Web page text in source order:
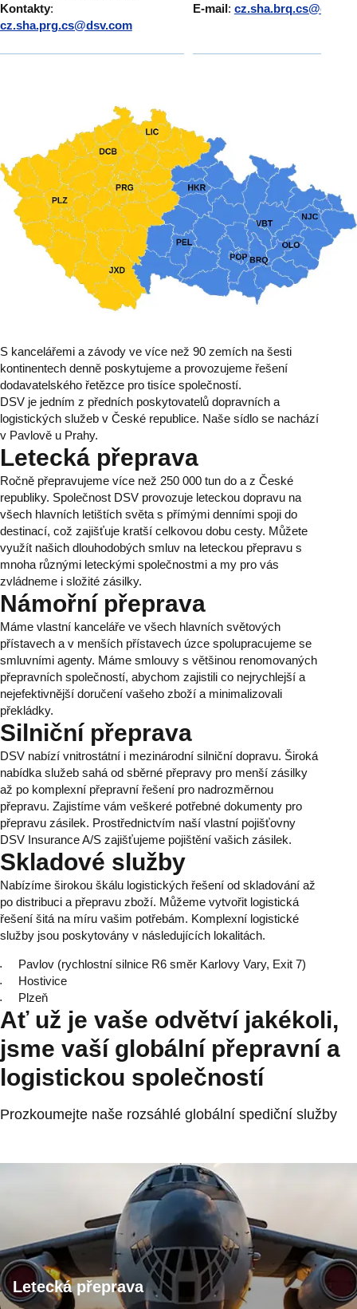
Kontakty:
cz.sha.prg.cs@dsv.com
E-mail:
S kancelářemi a závody ve více než 90 zemích na šesti
kontinentech denně poskytujeme a provozujeme řešení
dodavatelského řetězce pro tisíce společností.
DSV je jedním z předních poskytovatelů dopravních a
logistických služeb v České republice. Naše sídlo se nachází
v Pavlově u Prahy.
Letecká přeprava
Ročně přepravujeme více než 250 000 tun do a z České
republiky. Společnost DSV provozuje leteckou dopravu na
všech hlavních letištích světa s přímými denními spoji do
destinací, což zajišťuje kratší celkovou dobu cesty. Můžete
využít našich dlouhodobých smluv na leteckou přepravu s
mnoha různými leteckými společnostmi a my pro vás
zvládneme i složité zásilky.
Námořní přeprava
Máme vlastní kanceláře ve všech hlavních světových
přístavech a v menších přístavech úzce spolupracujeme se
smluvními agenty. Máme smlouvy s většinou renomovaných
přepravních společností, abychom zajistili co nejrychlejší a
nejefektivnější doručení vašeho zboží a minimalizovali
překládky.
Silniční přeprava
DSV nabízí vnitrostátní i mezinárodní silniční dopravu. Široká
nabídka služeb sahá od sběrné přepravy pro menší zásilky
až po komplexní přepravní řešení pro nadrozměrnou
přepravu. Zajistíme vám veškeré potřebné dokumenty pro
přepravu zásilek. Prostřednictvím naší vlastní pojišťovny
DSV Insurance A/S zajišťujeme pojištění vašich zásilek.
Skladové služby
Nabízíme širokou škálu logistických řešení od skladování až
po distribuci a přepravu zboží. Můžeme vytvořit logistická
řešení šitá na míru vašim potřebám. Komplexní logistické
služby jsou poskytovány v následujících lokalitách.
Pavlov (rychlostní silnice R6 směr Karlovy Vary, Exit 7)
Hostivice
Plzeň
Ať už je vaše odvětví jakékoli,
jsme vaší globální přepravní a
logistickou společností
Prozkoumejte naše rozsáhlé globální spediční služby
Letecká přeprava